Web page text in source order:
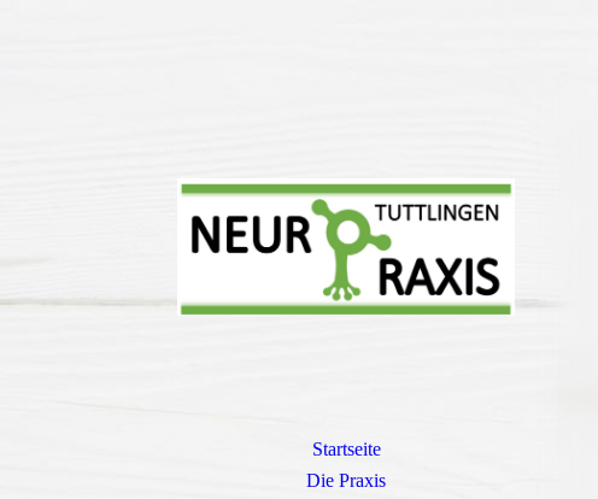
Startseite
Die Praxis